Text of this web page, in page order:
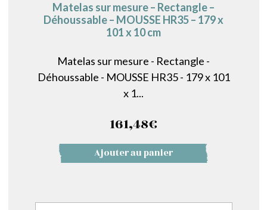
Matelas sur mesure – Rectangle –
Déhoussable – MOUSSE HR35 – 179 x
101 x 10 cm
Matelas sur mesure - Rectangle -
Déhoussable - MOUSSE HR35 - 179 x 101
x 1...
161,48€
Ajouter au panier